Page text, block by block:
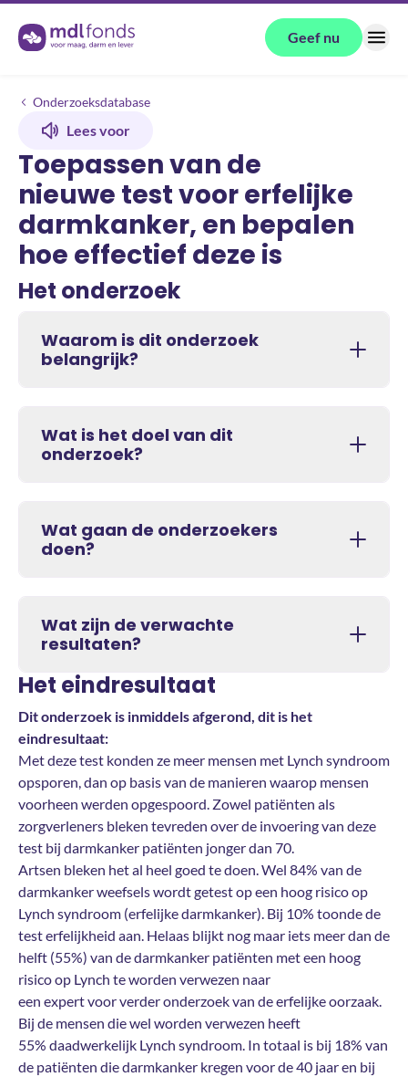
Terug naar de homepage Geef nu
Onderzoeken
Onderzoeksdatabase
Toepassen van de nieuwe test voor erfelijke darmkanker, en bepalen
Lees voor
Toepassen van de
nieuwe test voor erfelijke
darmkanker, en bepalen
hoe effectief deze is
Het onderzoek
Waarom is dit onderzoek
belangrijk?
Wat is het doel van dit
onderzoek?
Wat gaan de onderzoekers
doen?
Wat zijn de verwachte
resultaten?
Het eindresultaat
Dit onderzoek is inmiddels afgerond, dit is het
eindresultaat:
Met deze test konden ze meer mensen met Lynch syndroom
opsporen, dan op basis van de manieren waarop mensen
voorheen werden opgespoord. Zowel patiënten als
zorgverleners bleken tevreden over de invoering van deze
test bij darmkanker patiënten jonger dan 70.
Artsen bleken het al heel goed te doen. Wel 84% van de
darmkanker weefsels wordt getest op een hoog risico op
Lynch syndroom (erfelijke darmkanker). Bij 10% toonde de
test erfelijkheid aan. Helaas blijkt nog maar iets meer dan de
helft (55%) van de darmkanker patiënten met een hoog
risico op Lynch te worden verwezen naar
een expert voor verder onderzoek van de erfelijke oorzaak.
Bij de mensen die wel worden verwezen heeft
55% daadwerkelijk Lynch syndroom. In totaal is bij 18% van
de patiënten die darmkanker kregen voor de 40 jaar en bij